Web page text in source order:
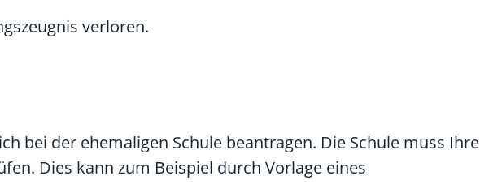
verloren.
bei der ehemaligen Schule beantragen. Die Schule muss Ihre
Dies kann zum Beispiel durch Vorlage eines